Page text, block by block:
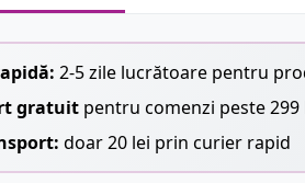
2-5 zile lucrătoare pentru
gratuit pentru comenzi peste 299
doar 20 lei prin curier rapid